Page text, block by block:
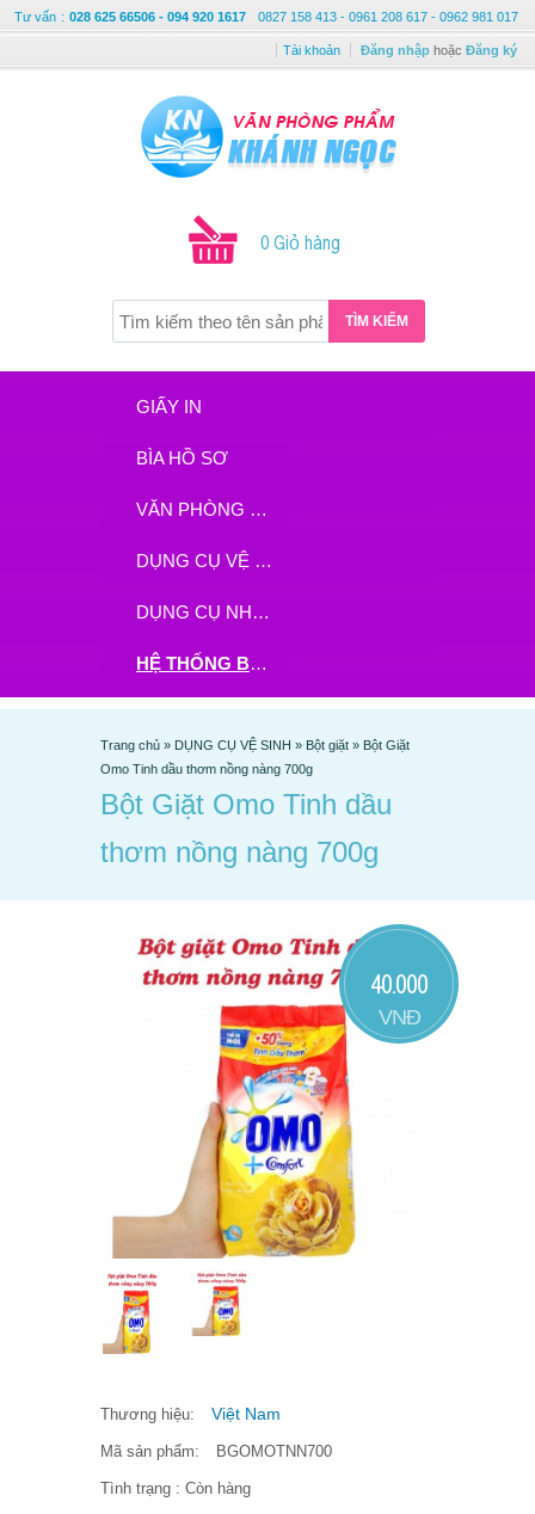
Tư vấn : 028 625 66506 - 094 920 1617 0827 158 413 - 0961 208 617 - 0962 981 017
Tài khoản Đăng nhập hoặc Đăng ký
0 Giỏ hàng
TÌM KIẾM
GIẤY IN
BÌA HỒ SƠ
VĂN PHÒNG PHẨM
DỤNG CỤ VỆ SINH
DỤNG CỤ NHÀ BẾP
HỆ THỐNG BHX - TGDĐ ĐẶT HÀNG TẠI ĐÂY
Trang chủ » DỤNG CỤ VỆ SINH » Bột giặt » Bột Giặt
Omo Tinh dầu thơm nồng nàng 700g
Bột Giặt Omo Tinh dầu
thơm nồng nàng 700g
40.000
VNĐ
Thương hiệu: Việt Nam
Mã sản phẩm: BGOMOTNN700
Tình trạng : Còn hàng